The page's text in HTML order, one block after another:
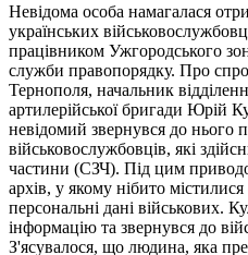
Невідома особа намагалася
українських
працівником Ужгородського
служби правопорядку. Про
Тернополя, начальник
артилерійської бригади Юрій
невідомий звернувся до нього
військовослужбовців, які
частини (СЗЧ). Під цим
архів, у якому нібито
персональні дані військових.
інформацію та звернувся до
З'ясувалося, що людина, яка